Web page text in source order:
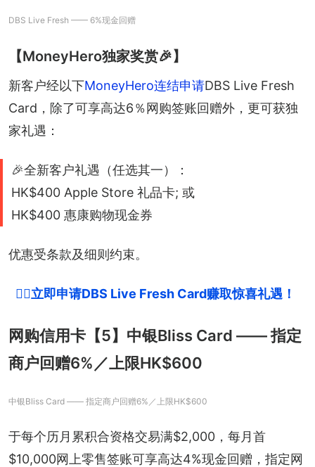
DBS Live Fresh —— 6%现金回赠
【MoneyHero独家奖赏🎉】
新客户经以下MoneyHero连结申请DBS Live Fresh
Card，除了可享高达6％网购签账回赠外，更可获独
家礼遇：
🎉全新客户礼遇（任选其一）：
HK$400 Apple Store 礼品卡; 或
HK$400 惠康购物现金券
优惠受条款及细则约束。
👉🏻立即申请DBS Live Fresh Card赚取惊喜礼遇！
网购信用卡【5】中银Bliss Card —— 指定
商户回赠6%／上限HK$600
中银Bliss Card —— 指定商户回赠6%／上限HK$600
于每个历月累积合资格交易满$2,000，每月首
$10,000网上零售签账可享高达4%现金回赠，指定网